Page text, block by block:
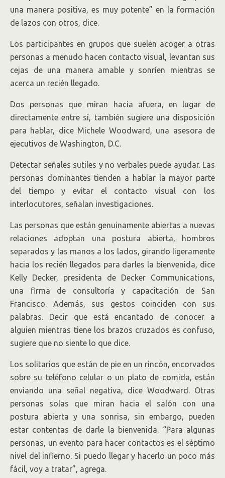
una manera positiva, es muy potente” en la formación
de lazos con otros, dice.
Los participantes en grupos que suelen acoger a otras
personas a menudo hacen contacto visual, levantan sus
cejas de una manera amable y sonríen mientras se
acerca un recién llegado.
Dos personas que miran hacia afuera, en lugar de
directamente entre sí, también sugiere una disposición
para hablar, dice Michele Woodward, una asesora de
ejecutivos de Washington, D.C.
Detectar señales sutiles y no verbales puede ayudar. Las
personas dominantes tienden a hablar la mayor parte
del tiempo y evitar el contacto visual con los
interlocutores, señalan investigaciones.
Las personas que están genuinamente abiertas a nuevas
relaciones adoptan una postura abierta, hombros
separados y las manos a los lados, girando ligeramente
hacia los recién llegados para darles la bienvenida, dice
Kelly Decker, presidenta de Decker Communications,
una firma de consultoría y capacitación de San
Francisco. Además, sus gestos coinciden con sus
palabras. Decir que está encantado de conocer a
alguien mientras tiene los brazos cruzados es confuso,
sugiere que no siente lo que dice.
Los solitarios que están de pie en un rincón, encorvados
sobre su teléfono celular o un plato de comida, están
enviando una señal negativa, dice Woodward. Otras
personas solas que miran hacia el salón con una
postura abierta y una sonrisa, sin embargo, pueden
estar contentas de darle la bienvenida. “Para algunas
personas, un evento para hacer contactos es el séptimo
nivel del infierno. Si puedo llegar y hacerlo un poco más
fácil, voy a tratar”, agrega.